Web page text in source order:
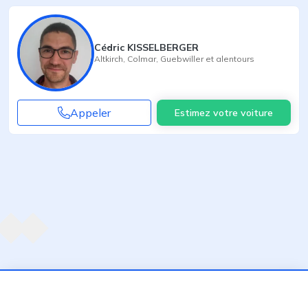
Cédric KISSELBERGER
Altkirch Colmar, Guebwilleret alentours
Appeler Estimez votre voiture